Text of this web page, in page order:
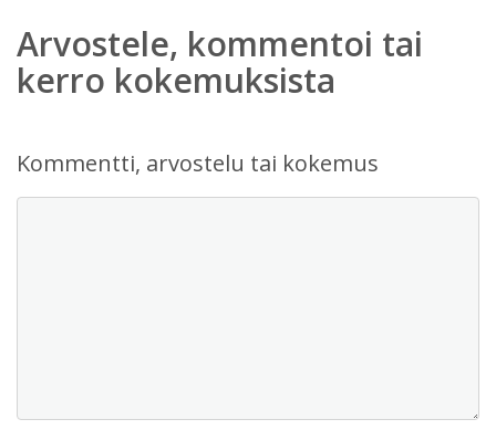
Arvostele, kommentoi tai
kerro kokemuksista
Kommentti, arvostelu tai kokemus